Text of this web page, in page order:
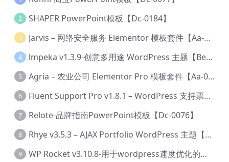
2 SHAPER PowerPoint模板【Dc-0184】
3 Jarvis – 网络安全服务 Elementor 模板套件【Aa-0035】
4 lmpeka v1.3.9-创意多用途 WordPress 主题【Be-0064】
5 Agria – 农业公司 Elementor Pro 模板套件【Aa-0003】
6 Fluent Support Pro v1.8.1 – WordPress 支持票务系统【Cc-0041】
7 Relote-品牌指南PowerPoint模板【Dc-0076】
8 Rhye v3.5.3 – AJAX Portfolio WordPress 主题【Bi-0049】
9 WP Rocket v3.10.8-用于wordpress速度优化的缓存加速插件【Cd-0019】